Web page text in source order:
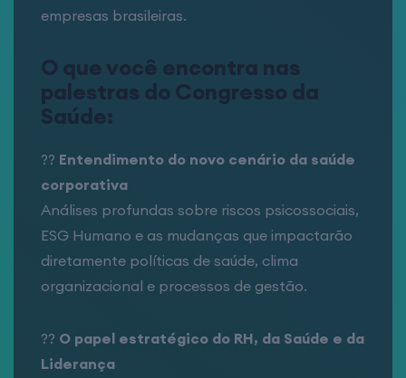
empresas brasileiras.
O que você encontra nas
palestras do Congresso da
Saúde:
?? Entendimento do novo cenário da saúde
corporativa
Análises profundas sobre riscos psicossociais,
ESG Humano e as mudanças que impactarão
diretamente políticas de saúde, clima
organizacional e processos de gestão.
?? O papel estratégico do RH, da Saúde e da
Liderança